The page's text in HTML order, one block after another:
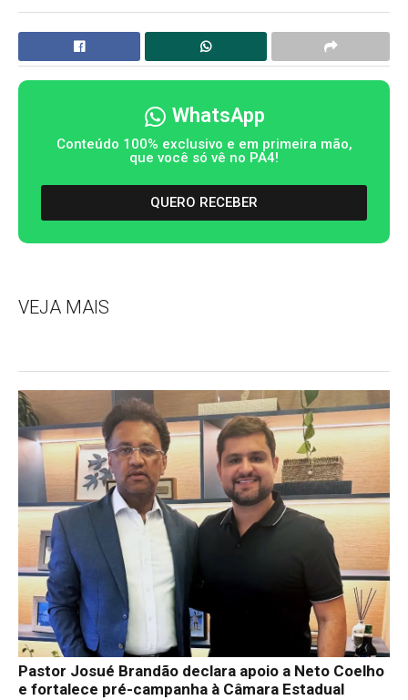
WhatsApp
Conteúdo 100% exclusivo e em primeira mão,
que você só vê no PA4!
QUERO RECEBER
VEJA MAIS
Pastor Josué Brandão declara apoio a Neto Coelho
e fortalece pré-campanha à Câmara Estadual